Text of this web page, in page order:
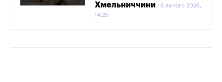
Хмельниччини
5 лютого 2026,
14:25